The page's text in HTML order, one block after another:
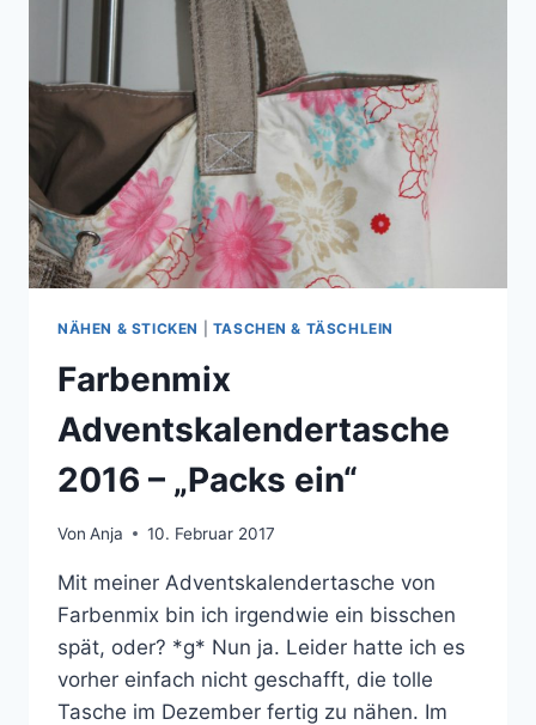
NÄHEN
FÜR
JUNGS
NÄHEN & STICKEN TASCHEN & TÄSCHLEIN
Farbenmix
Adventskalendertasche
2016 – „Packs ein“
Von Anja 10. Februar 2017
Mit meiner Adventskalendertasche von
Farbenmix bin ich irgendwie ein bisschen
spät, oder? *g* Nun ja. Leider hatte ich es
vorher einfach nicht geschafft, die tolle
Tasche im Dezember fertig zu nähen. Im